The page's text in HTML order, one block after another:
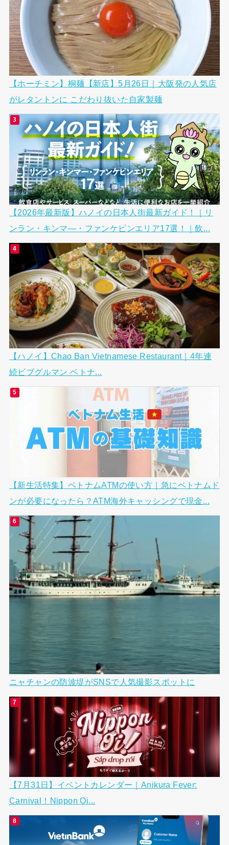
【ホーチミン】桐麺【新店】5月26日｜大阪発の人気店
がレタントンに こだわり抜いた自家製麺
【2026年最新版】ハノイの日本人街最新ガイド！｜リ
ンラン・キンマ―・ファンケビンエリア17選！｜飲...
【ハノイ】Chao Ban Vietnamese Restaurant｜4年連
続ビブグルマン ベトナ...
【新生活特集】ベトナムATMの使い方｜急にベトナムド
ンが必要になったら？ATM海外キャッシングで現金...
ニャチャンの防波堤がSNSで人気撮影スポットに
【7月31日】イベントカレンダー｜Anikura Fever:
Carnival！Nippon Oi...